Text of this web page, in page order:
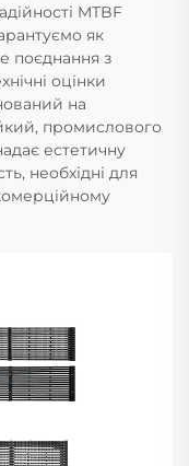
MTBF
як
поєднання з
оцінки
на
промислового
естетичну
необхідні для